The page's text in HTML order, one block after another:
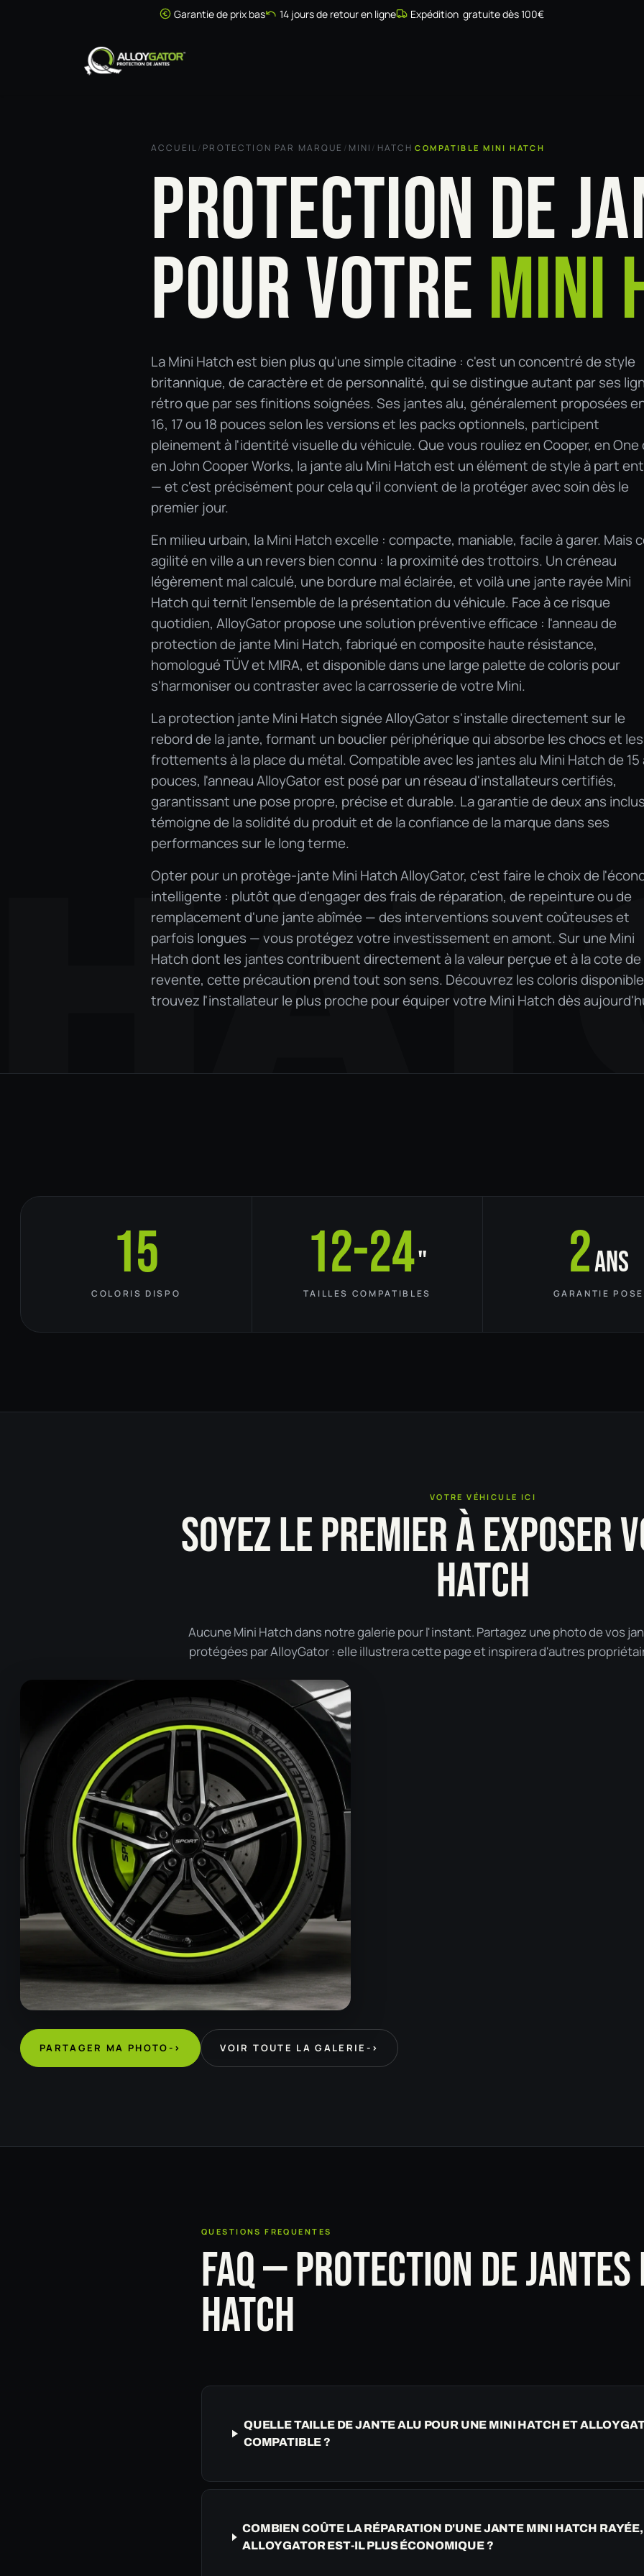
Garantie de prix bas 14 jours de retour en ligne Expédition gratuite dès 100€
ACCUEIL/ PROTECTION PAR MARQUE / MINI / HATCH COMPATIBLE MINI HATCH
PROTECTION DE
POUR VOTREMINI
La Mini Hatch est bien plus qu'une simple citadine : c'est un concentré de style
britannique, de caractère et de personnalité, qui se distingue autant par ses
rétro que par ses finitions soignées. Ses jantes alu, généralement proposées
16, 17 ou 18 pouces selon les versions et les packs optionnels, participent
pleinement à l'identité visuelle du véhicule. Que vous rouliez en Cooper, en One
en John Cooper Works, la jante alu Mini Hatch est un élément de style à part
— et c'est précisément pour cela qu'il convient de la protéger avec soin dès le
premier jour.
En milieu urbain, la Mini Hatch excelle : compacte, maniable, facile à garer. Mais
agilité en ville a un revers bien connu : la proximité des trottoirs. Un créneau
légèrement mal calculé, une bordure mal éclairée, et voilà une jante rayée Mini
Hatch qui ternit l'ensemble de la présentation du véhicule. Face à ce risque
quotidien, AlloyGator propose une solution préventive efficace : l'anneau de
protection de jante Mini Hatch, fabriqué en composite haute résistance,
homologué TÜV et MIRA, et disponible dans une large palette de coloris pour
s'harmoniser ou contraster avec la carrosserie de votre Mini.
La protection jante Mini Hatch signée AlloyGator s'installe directement sur le
rebord de la jante, formant un bouclier périphérique qui absorbe les chocs et les
frottements à la place du métal. Compatible avec les jantes alu Mini Hatch de 15
pouces, l'anneau AlloyGator est posé par un réseau d'installateurs certifiés,
garantissant une pose propre, précise et durable. La garantie de deux ans
témoigne de la solidité du produit et de la confiance de la marque dans ses
performances sur le long terme.
Opter pour un protège-jante Mini Hatch AlloyGator, c'est faire le choix de
intelligente : plutôt que d'engager des frais de réparation, de repeinture ou de
remplacement d'une jante abîmée — des interventions souvent coûteuses et
parfois longues — vous protégez votre investissement en amont. Sur une Mini
Hatch dont les jantes contribuent directement à la valeur perçue et à la cote de
revente, cette précaution prend tout son sens. Découvrez les coloris
trouvez l'installateur le plus proche pour équiper votre Mini Hatch dès
15
COLORIS DISPO
12-24"
TAILLES COMPATIBLES
2ans
GARANTIE POSE
VOTRE VÉHICULE ICI
SOYEZ LE PREMIER À EXPOSER
HATCH
Aucune Mini Hatch dans notre galerie pour l'instant. Partagez une photo de vos
protégées par AlloyGator : elle illustrera cette page et inspirera d'autres
PARTAGER MA PHOTO-> VOIR TOUTE LA GALERIE ->
QUESTIONS FREQUENTES
FAQ — PROTECTION DE
HATCH
QUELLE TAILLE DE JANTE ALU POUR UNE MINI HATCH ET
COMPATIBLE ?
COMBIEN COÛTE LA RÉPARATION D'UNE JANTE MINI HATCH
ALLOYGATOR EST-IL PLUS ÉCONOMIQUE ?